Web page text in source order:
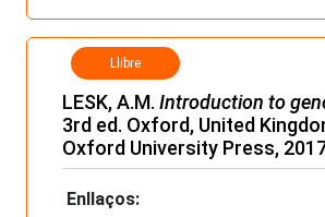
Llibre
LESK, A.M. Introduction to
3rd ed. Oxford, United
Oxford University Press,
Enllaços: